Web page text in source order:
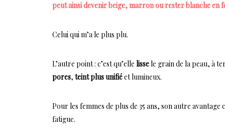
peut ainsi devenir beige, marron ou rester blanche en
Celui qui m’a le plus plu.
L’autre point : c’est qu’elle lissele grain de la peau, à
pores, teint plus unifiéet lumineux.
Pour les femmes de plus de 35 ans, son autre avantage
fatigue.